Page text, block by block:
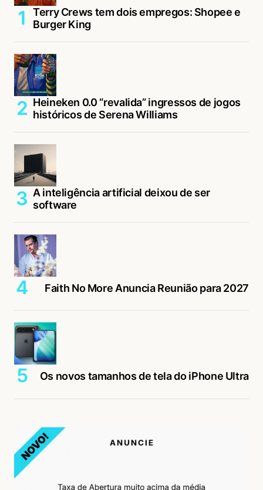
Terry Crews tem dois empregos: Shopee e
Burger King
Heineken 0.0 “revalida” ingressos de jogos
históricos de Serena Williams
A inteligência artificial deixou de ser
software
Faith No More Anuncia Reunião para 2027
Os novos tamanhos de tela do iPhone Ultra